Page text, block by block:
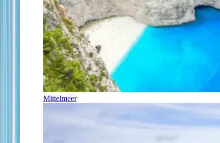
Mittelmeer